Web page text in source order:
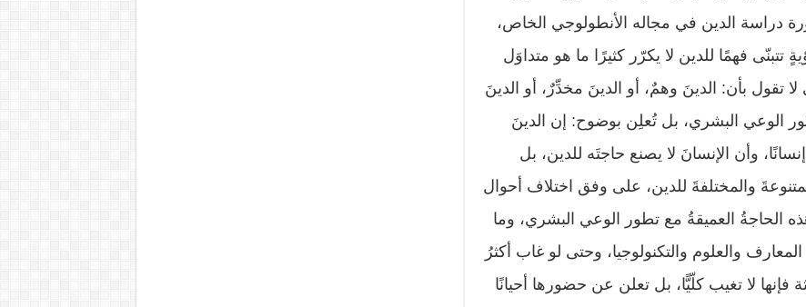
دراسة الدين في مجاله الأنطولوجي الخاص،
فهمًا للدين لا يكرّر كثيرًا ما هو متداوَل
تقول بأن: الدينَ وهمٌ، أو الدينَ مخدِّرٌ، أو الدينَ
الوعي البشري، بل تُعلِن بوضوح: إن الدينَ
وأن الإنسانَ لا يصنع حاجتَه للدين، بل
والمختلفةَ للدين، على وفق اختلاف أحوال
هذه الحاجةُ العميقةُ مع تطور الوعي البشري، وما
والعلوم والتكنولوجيا، وحتى لو غاب أكثرُ
فإنها لا تغيب كلّيًّا، بل تعلن عن حضورها أحيانًا